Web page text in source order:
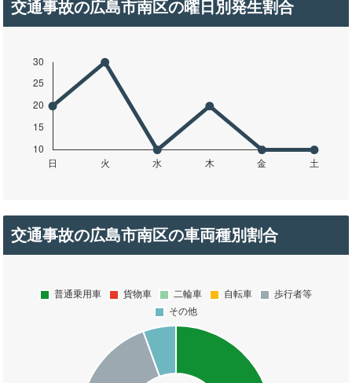
交通事故の広島市南区の曜日別発生割合
交通事故の広島市南区の車両種別割合